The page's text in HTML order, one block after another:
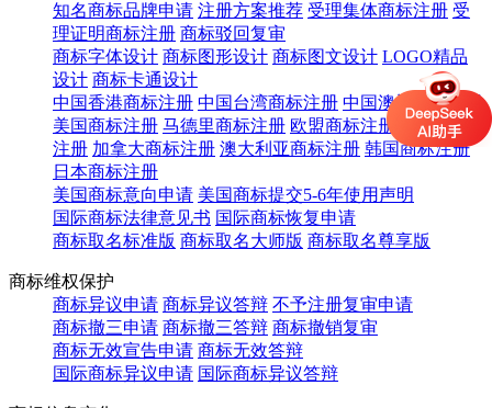
知名商标品牌申请 注册方案推荐 受理集体商标注册 受
理证明商标注册 商标驳回复审
商标字体设计 商标图形设计 商标图文设计 LOGO精品
设计 商标卡通设计
中国香港商标注册 中国台湾商标注册 中国澳门商标注册
美国商标注册 马德里商标注册 欧盟商标注册
英国商标
注册 加拿大商标注册 澳大利亚商标注册 韩国商标注册
日本商标注册
美国商标意向申请 美国商标提交5-6年使用声明
国际商标法律意见书 国际商标恢复申请
商标取名标准版 商标取名大师版 商标取名尊享版
商标维权保护
商标异议申请 商标异议答辩 不予注册复审申请
商标撤三申请 商标撤三答辩 商标撤销复审
商标无效宣告申请 商标无效答辩
国际商标异议申请 国际商标异议答辩